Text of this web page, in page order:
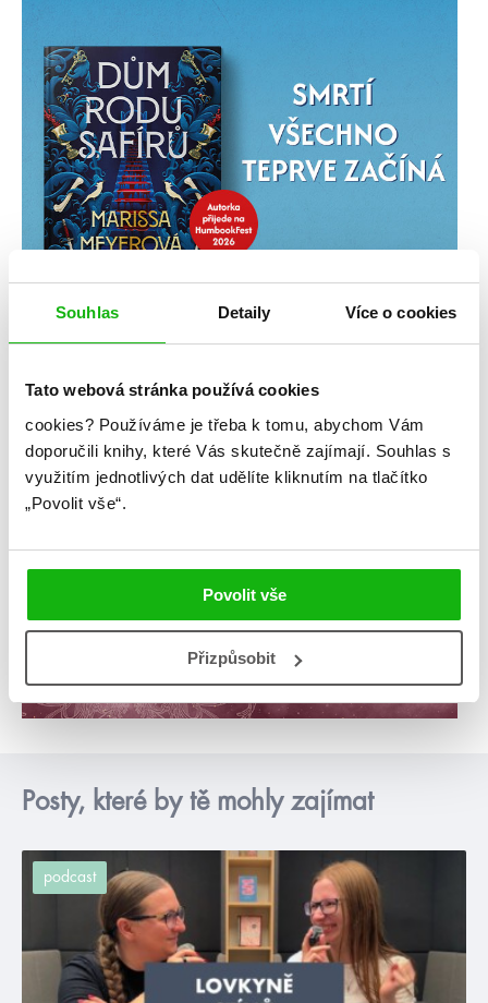
Souhlas Detaily Více o cookies
Tato webová stránka používá cookies
cookies? Používáme je třeba k tomu, abychom Vám
doporučili knihy, které Vás skutečně zajímají. Souhlas s
využitím jednotlivých dat udělíte kliknutím na tlačítko
„Povolit vše“.
Povolit vše
Přizpůsobit
Posty, které by tě mohly zajímat
podcast